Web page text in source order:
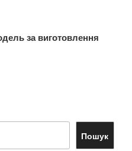
за виготовлення
Пошук